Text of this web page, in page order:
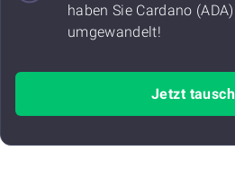
haben Sie Cardano
umgewandelt!
Jetzt